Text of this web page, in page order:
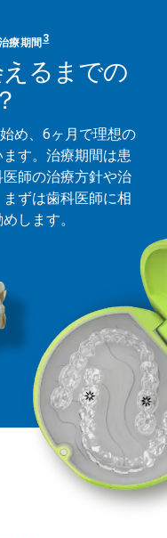
療期間3
るまでの
め、6ヶ月で理想の
す。治療期間は患
師の治療方針や治
ずは歯科医師に相
します。